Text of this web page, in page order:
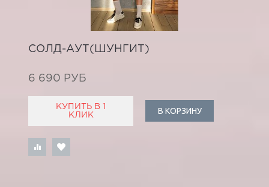
СОЛД-АУТ(ШУНГИТ)
6 690 РУБ
КУПИТЬ В 1
КЛИК
В КОРЗИНУ